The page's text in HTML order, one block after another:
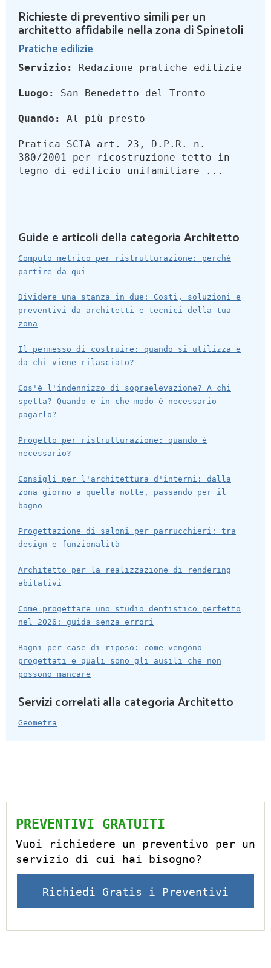
Richieste di preventivo simili per un
architetto affidabile nella zona di Spinetoli
Pratiche edilizie
Servizio: Redazione pratiche edilizie
Luogo: San Benedetto del Tronto
Quando: Al più presto
Pratica SCIA art. 23, D.P.R. n.
380/2001 per ricostruzione tetto in
legno di edificio unifamiliare ...
Guide e articoli della categoria Architetto
Computo metrico per ristrutturazione: perchè
partire da qui
Dividere una stanza in due: Costi, soluzioni e
preventivi da architetti e tecnici della tua
zona
Il permesso di costruire: quando si utilizza e
da chi viene rilasciato?
Cos'è l'indennizzo di sopraelevazione? A chi
spetta? Quando e in che modo è necessario
pagarlo?
Progetto per ristrutturazione: quando è
necessario?
Consigli per l'architettura d'interni: dalla
zona giorno a quella notte, passando per il
bagno
Progettazione di saloni per parrucchieri: tra
design e funzionalità
Architetto per la realizzazione di rendering
abitativi
Come progettare uno studio dentistico perfetto
nel 2026: guida senza errori
Bagni per case di riposo: come vengono
progettati e quali sono gli ausili che non
possono mancare
Servizi correlati alla categoria Architetto
Geometra
PREVENTIVI GRATUITI
Vuoi richiedere un preventivo per un
servizio di cui hai bisogno?
Richiedi Gratis i Preventivi